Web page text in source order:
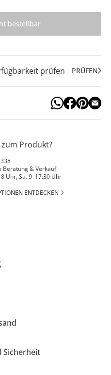
bestellbar
prüfen PRÜFEN
Produkt?
Beratung & Verkauf
Uhr, Sa. 9–17:30 Uhr
ENTDECKEN
Sicherheit